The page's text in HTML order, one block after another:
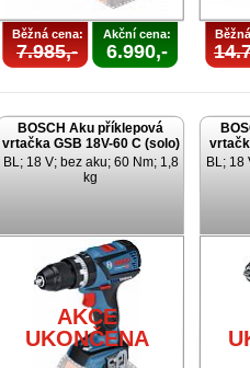
Běžná cena:
7.985,-
Akční cena:
6.990,-
BOSCH Aku příklepová
vrtačka GSB 18V-60 C (solo)
BL; 18 V; bez aku; 60 Nm; 1,8
kg
AKCE
UKONČENA
BL; 18